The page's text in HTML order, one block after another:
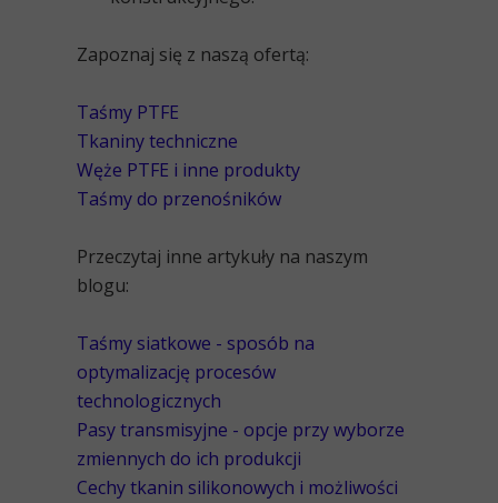
Zapoznaj się z naszą ofertą:
Taśmy PTFE
Tkaniny techniczne
Węże PTFE i inne produkty
Taśmy do przenośników
Przeczytaj inne artykuły na naszym
blogu:
Taśmy siatkowe - sposób na
optymalizację procesów
technologicznych
Pasy transmisyjne - opcje przy wyborze
zmiennych do ich produkcji
Cechy tkanin silikonowych i możliwości